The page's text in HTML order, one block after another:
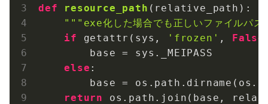
def resource_path (relative_path) :
"""exe化した場合でも正しいファイルパ
if getattr(sys, 'frozen' , False
        base = sys._MEIPASS
else :
base =
return
os.path.join(base,